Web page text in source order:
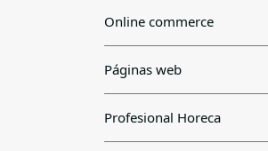
Online commerce
Páginas web
Profesional Horeca